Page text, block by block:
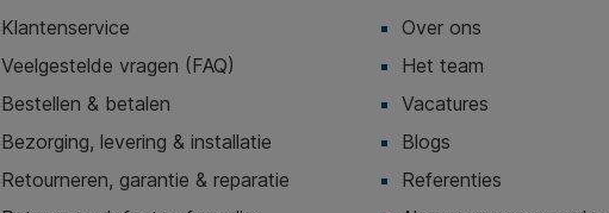
Klantenservice
Veelgestelde vragen (FAQ)
Bestellen & betalen
Bezorging, levering & installatie
Retourneren, garantie & reparatie
Over ons
Het team
Vacatures
Blogs
Referenties